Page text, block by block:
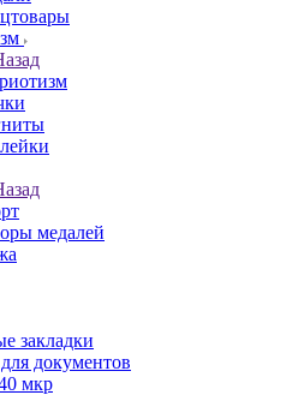
медалей
закладки
документов
мкр